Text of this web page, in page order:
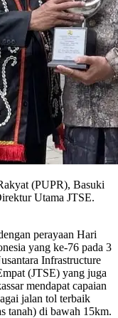
(PUPR), Basuki
Utama JTSE.
perayaan Hari
yang ke-76 pada 3
Infrastructure
(JTSE) yang juga
mendapat capaian
jalan tol terbaik
tanah) di bawah 15km.